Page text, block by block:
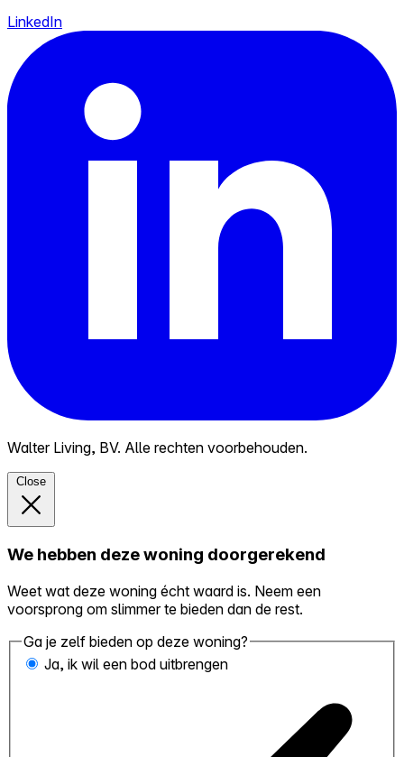
LinkedIn
Walter Living, BV. Alle rechten voorbehouden.
Close
We hebben deze woning doorgerekend
Weet wat deze woning écht waard is. Neem een
voorsprong om slimmer te bieden dan de rest.
Ga je zelf bieden op deze woning?
Ja, ik wil een bod uitbrengen